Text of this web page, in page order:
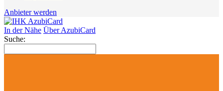
Anbieter werden
In der Nähe Über AzubiCard
Suche: